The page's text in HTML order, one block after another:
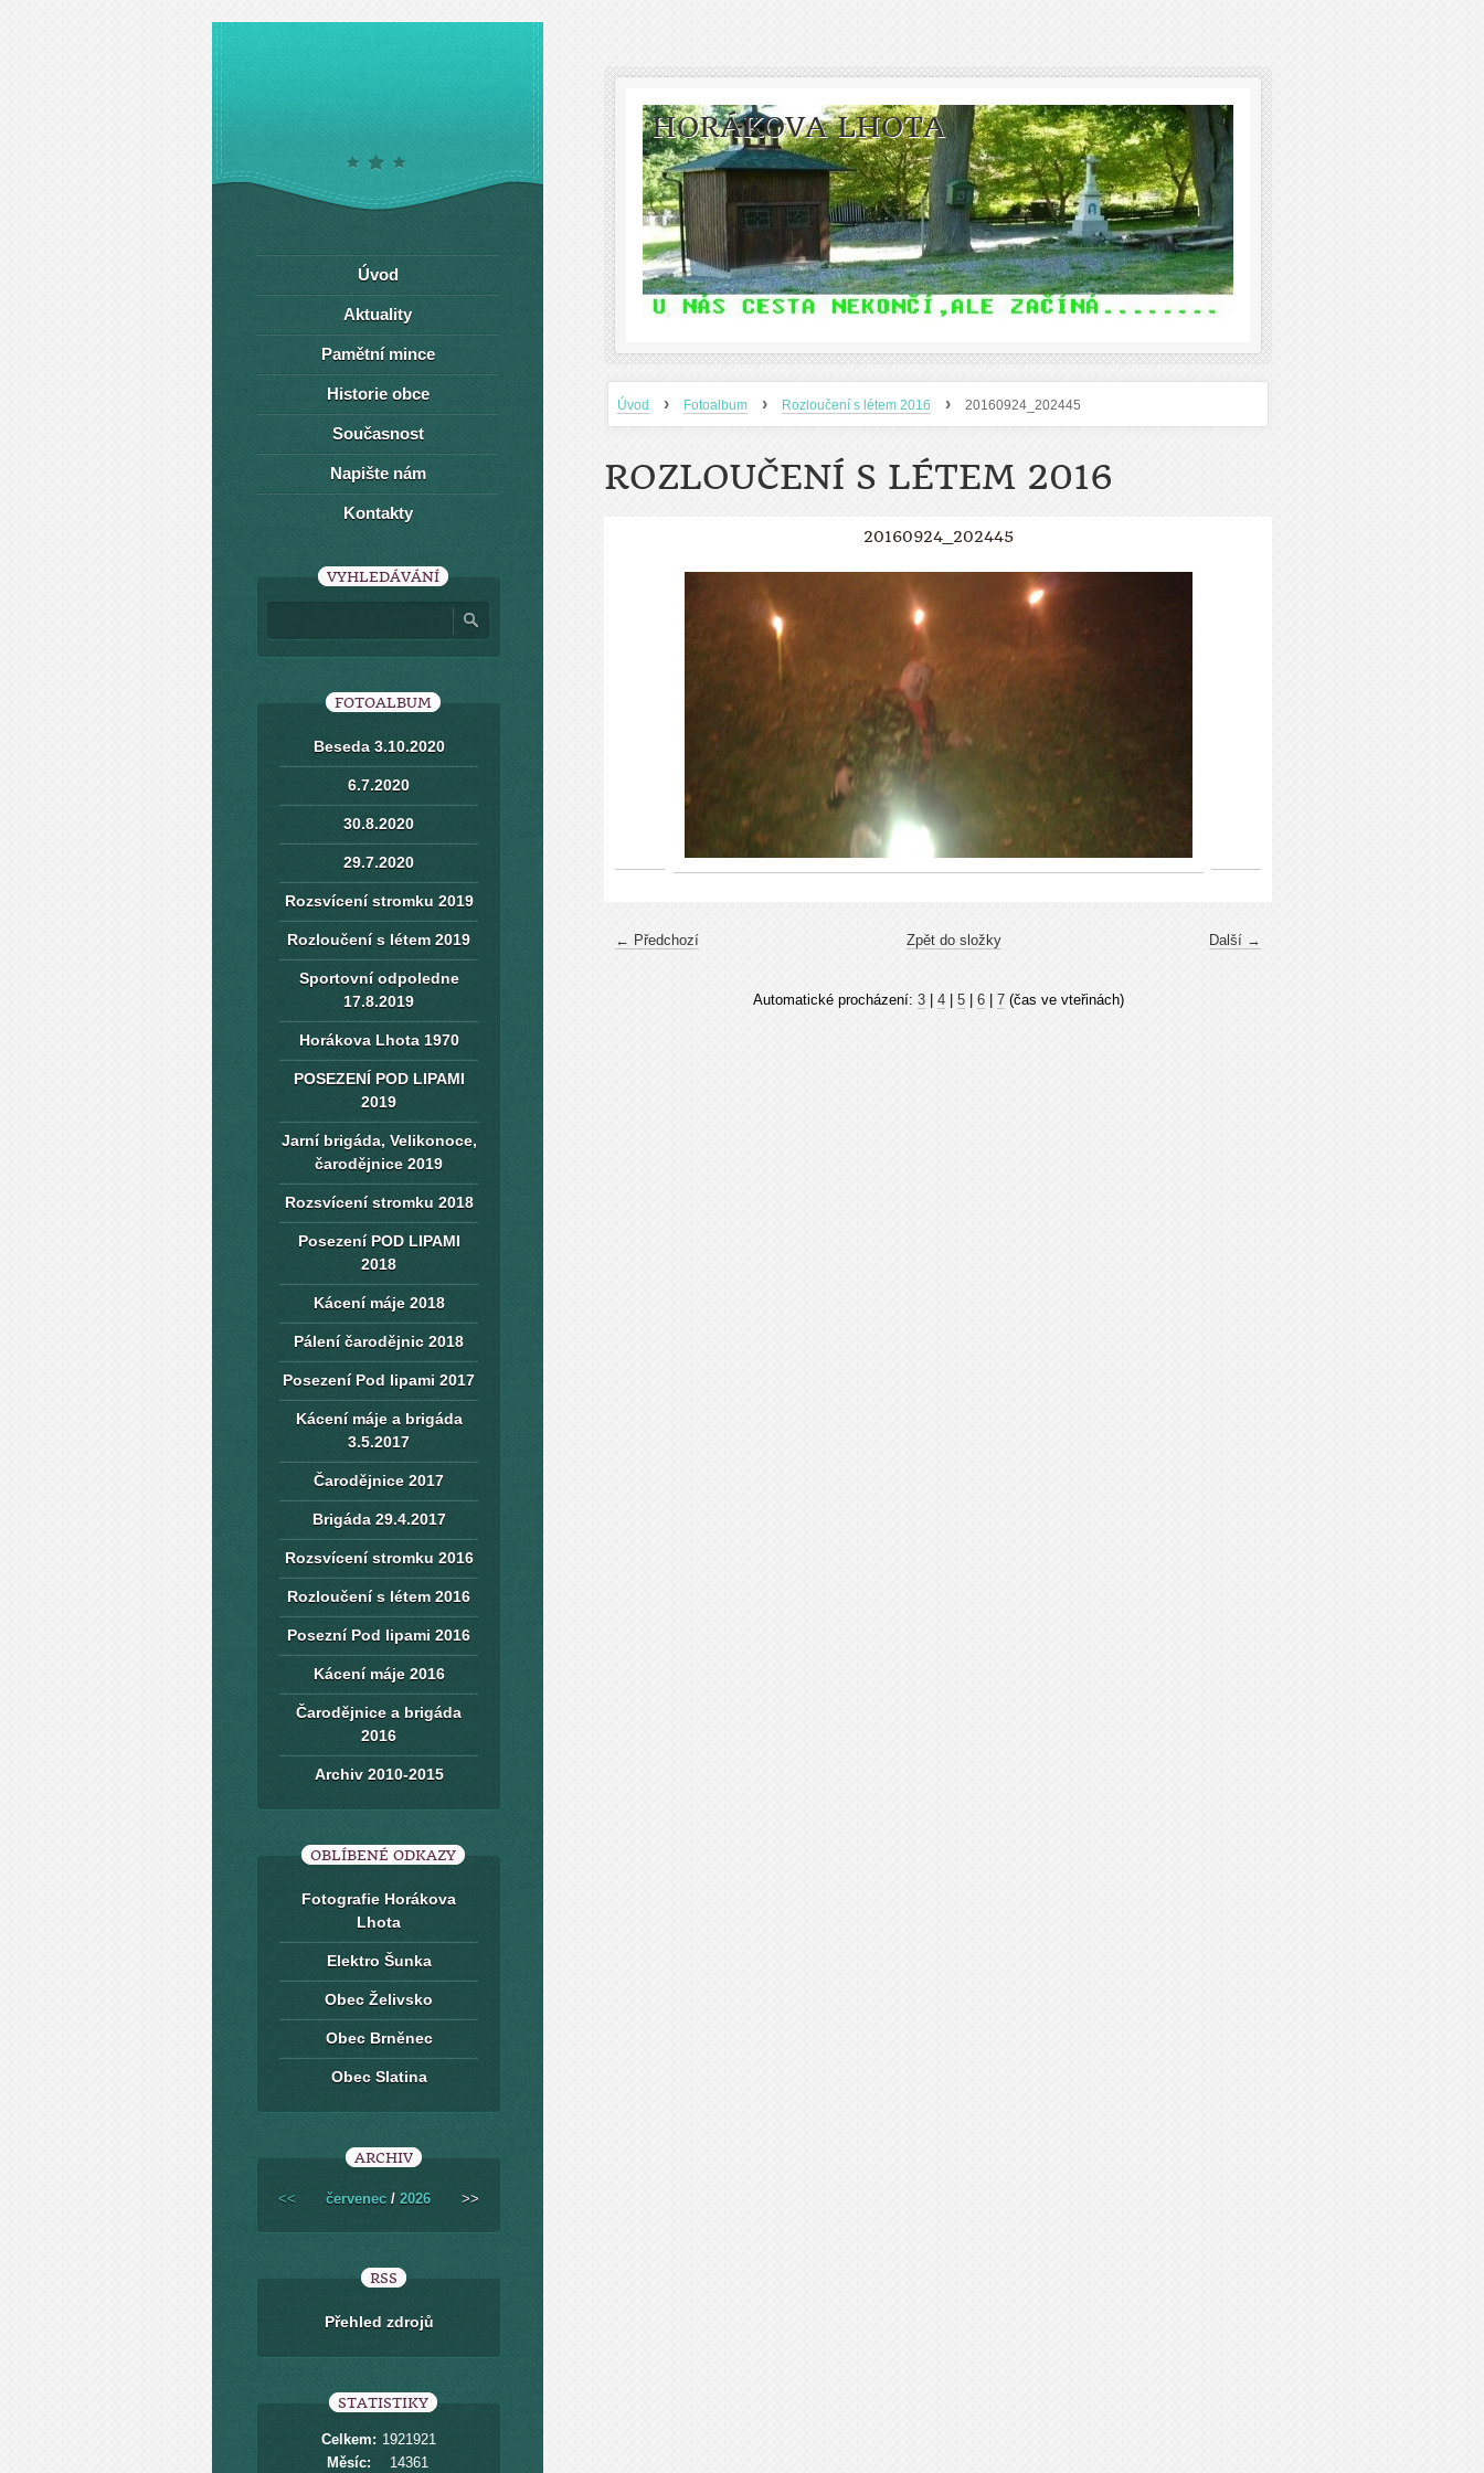
HORÁKOVA LHOTA
Úvod › Fotoalbum › Rozloučení s létem 2016 › 20160924_202445
ROZLOUČENÍ S LÉTEM 2016
20160924_202445
← Předchozí Další →
Zpět do složky
Automatické procházení: 3| 4| 5| 6| 7(čas ve vteřinách)
Úvod
Aktuality
Pamětní mince
Historie obce
Současnost
Napište nám
Kontakty
VYHLEDÁVÁNÍ
FOTOALBUM
Beseda 3.10.2020
6.7.2020
30.8.2020
29.7.2020
Rozsvícení stromku 2019
Rozloučení s létem 2019
Sportovní odpoledne
17.8.2019
Horákova Lhota 1970
POSEZENÍ POD LIPAMI
2019
Jarní brigáda, Velikonoce,
čarodějnice 2019
Rozsvícení stromku 2018
Posezení POD LIPAMI
2018
Kácení máje 2018
Pálení čarodějnic 2018
Posezení Pod lipami 2017
Kácení máje a brigáda
3.5.2017
Čarodějnice 2017
Brigáda 29.4.2017
Rozsvícení stromku 2016
Rozloučení s létem 2016
Posezní Pod lipami 2016
Kácení máje 2016
Čarodějnice a brigáda
2016
Archiv 2010-2015
OBLÍBENÉ ODKAZY
Fotografie Horákova
Lhota
Elektro Šunka
Obec Želivsko
Obec Brněnec
Obec Slatina
ARCHIV
<< červenec / 2026 >>
RSS
Přehled zdrojů
STATISTIKY
Celkem: 1921921
Měsíc:
14361